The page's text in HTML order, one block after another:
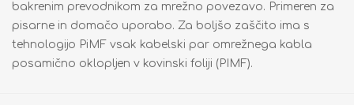
bakrenim prevodnikom za mrežno povezavo. Primeren za
pisarne in domačo uporabo. Za boljšo zaščito ima s
tehnologijo PiMF vsak kabelski par omrežnega kabla
posamično oklopljen v kovinski foliji (PIMF).